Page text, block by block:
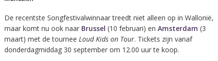
De recentste Songfestivalwinnaar treedt niet alleen op in Wallonië,
maar komt nu ook naar Brussel (10 februari) en Amsterdam (3
maart) met de tournee Loud Kids on Tour. Tickets zijn vanaf
donderdagmiddag 30 september om 12.00 uur te koop.